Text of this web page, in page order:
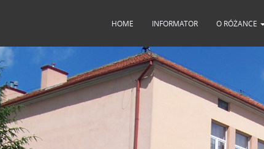
HOME INFORMATOR O RÓŻANCE